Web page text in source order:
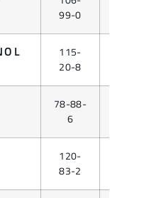
99-0
115-
20-8
78-88-
6
120-
83-2